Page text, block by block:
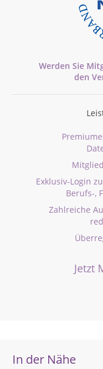
Werden Sie
den
Exklusiv-Login
Berufs-,
Zahlreiche
Jetzt
In der Nähe